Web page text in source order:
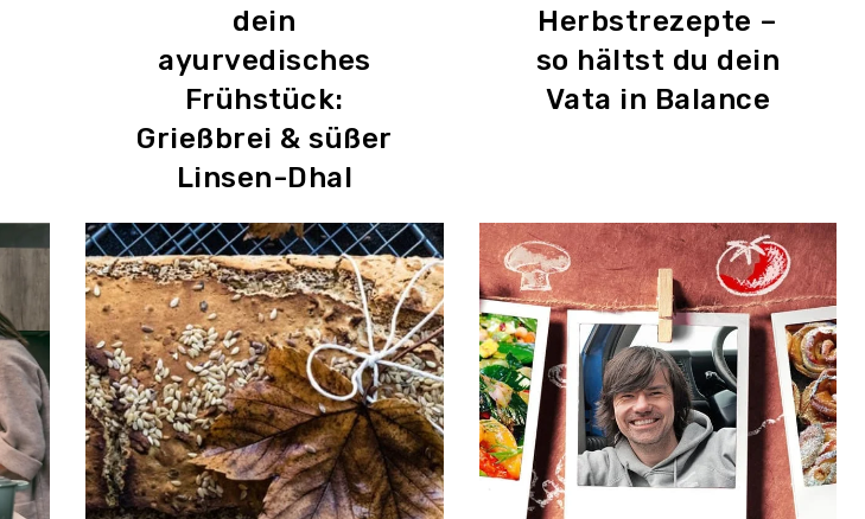
dein
ayurvedisches
Frühstück:
Grießbrei & süßer
Linsen-Dhal
Herbstrezepte –
so hältst du dein
Vata in Balance